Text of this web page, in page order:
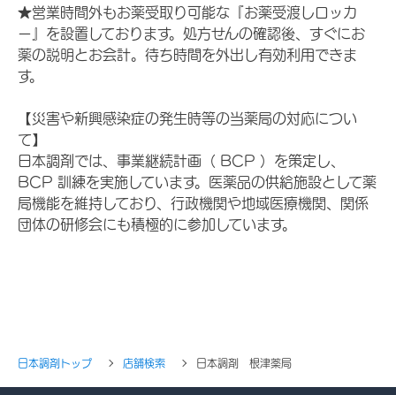
★営業時間外もお薬受取り可能な『お薬受渡しロッカ
ー』を設置しております。処方せんの確認後、すぐにお
薬の説明とお会計。待ち時間を外出し有効利用できま
す。
【災害や新興感染症の発生時等の当薬局の対応につい
て】
日本調剤では、事業継続計画（ BCP ）を策定し、
BCP 訓練を実施しています。医薬品の供給施設として薬
局機能を維持しており、行政機関や地域医療機関、関係
団体の研修会にも積極的に参加しています。
日本調剤トップ 店舗検索 日本調剤 根津薬局